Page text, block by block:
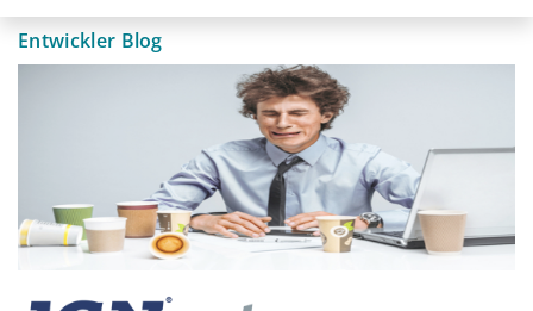
Entwickler Blog